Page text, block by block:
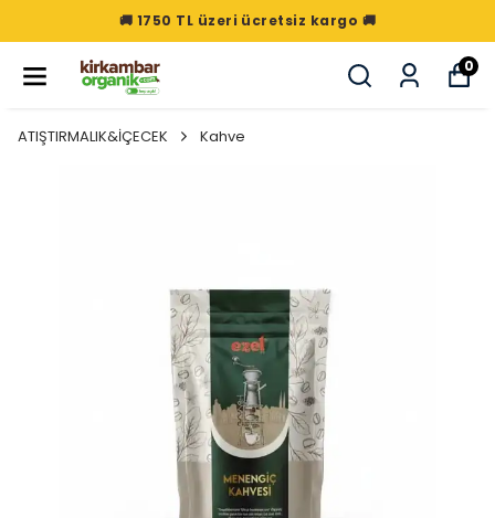
🚚 1750 TL üzeri ücretsiz kargo 🚚
0
ATIŞTIRMALIK&İÇECEK Kahve